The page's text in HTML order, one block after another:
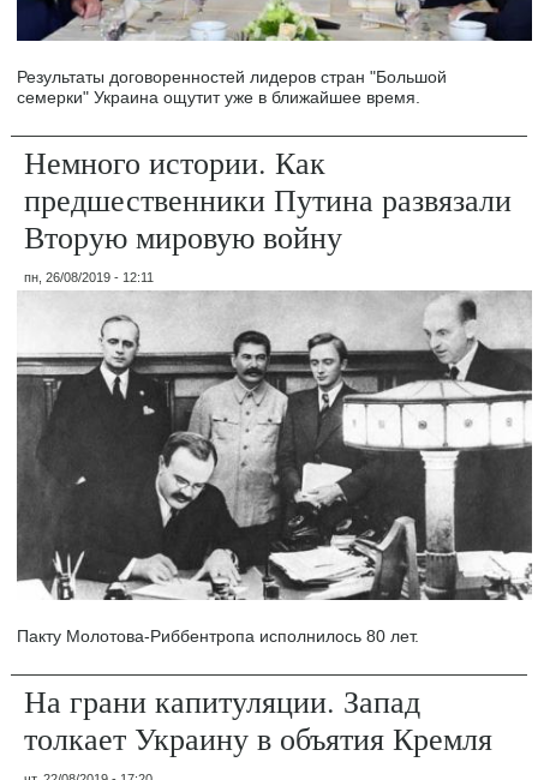
Результаты договоренностей лидеров стран "Большой
семерки" Украина ощутит уже в ближайшее время.
Немного истории. Как
предшественники Путина развязали
Вторую мировую войну
пн, 26/08/2019 - 12:11
Пакту Молотова-Риббентропа исполнилось 80 лет.
На грани капитуляции. Запад
толкает Украину в объятия Кремля